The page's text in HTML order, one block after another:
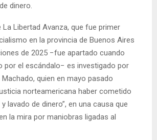
dinero.
La Libertad Avanza, que fue primer
en la provincia de Buenos Aires
de 2025 −fue apartado cuando
por el escándalo− es investigado por
quien en mayo pasado
norteamericana haber cometido
lavado de dinero”, en una causa que
la mira por maniobras ligadas al